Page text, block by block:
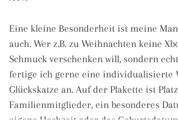
Eine kleine Besonderheit ist meine
auch. Wer z.B. zu Weihnachten keine
Schmuck verschenken will, sondern
fertige ich gerne eine individualisierte
Glückskatze an. Auf der Plakette ist
Familienmitglieder, ein besonderes
eigene Hochzeit oder das